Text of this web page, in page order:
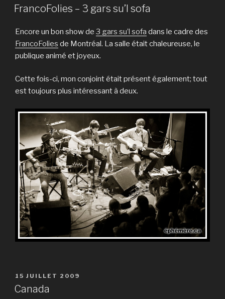
LE
FrancoFolies – 3 gars su’l sofa
Encore un bon show de 3 gars su’l sofa dans le cadre des
FrancoFolies de Montréal. La salle était chaleureuse, le
publique animé et joyeux.
Cette fois-ci, mon conjoint était présent également; tout
est toujours plus intéressant à deux.
PUBLIÉ
LE
15 JUILLET 2009
Canada